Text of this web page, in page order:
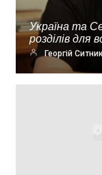
Україна та
розділів для
Георгій